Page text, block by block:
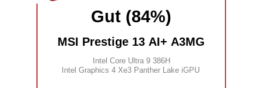
Gut (84%)
MSI Prestige 13 AI+ A3MG
Intel Core Ultra 9 386H
Intel Graphics 4 Xe3 Panther Lake iGPU